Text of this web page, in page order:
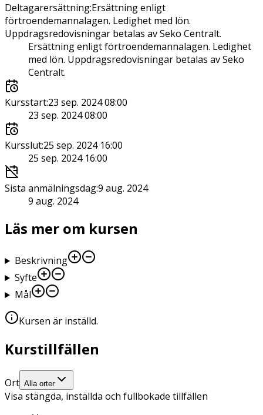
Deltagarersättning:Ersättning enligt
förtroendemannalagen. Ledighet med lön.
Uppdragsredovisningar betalas av Seko Centralt.
Ersättning enligt förtroendemannalagen. Ledighet
med lön. Uppdragsredovisningar betalas av Seko
Centralt.
Kursstart:23 sep. 2024 08:00
23 sep. 2024 08:00
Kursslut:25 sep. 2024 16:00
25 sep. 2024 16:00
Sista anmälningsdag:9 aug. 2024
9 aug. 2024
Läs mer om kursen
Beskrivning
Syfte
Mål
Kursen är inställd.
Kurstillfällen
Ort Alla orter
Visa stängda, inställda och fullbokade tillfällen